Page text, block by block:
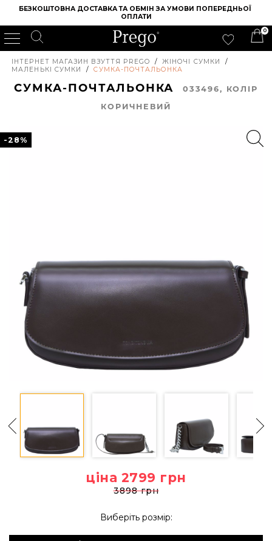
БЕЗКОШТОВНА ДОСТАВКА ТА ОБМІН ЗА УМОВИ ПОПЕРЕДНЬОЇ
ОПЛАТИ
0
ІНТЕРНЕТ МАГАЗИН ВЗУТТЯ PREGO / ЖІНОЧІ СУМКИ
/
МАЛЕНЬКІ СУМКИ
/ СУМКА-ПОЧТАЛЬОНКА
СУМКА-ПОЧТАЛЬОНКА
033496, КОЛIР
КОРИЧНЕВИЙ
-28%
ціна 2799 грн
3898 грн
Виберіть розмір: